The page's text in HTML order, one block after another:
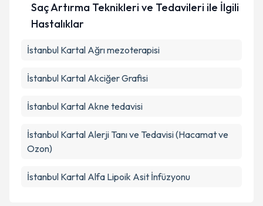
Saç Artırma Teknikleri ve Tedavileri ile İlgili
Hastalıklar
İstanbul Kartal Ağrı mezoterapisi
İstanbul Kartal Akciğer Grafisi
İstanbul Kartal Akne tedavisi
İstanbul Kartal Alerji Tanı ve Tedavisi (Hacamat ve
Ozon)
İstanbul Kartal Alfa Lipoik Asit İnfüzyonu